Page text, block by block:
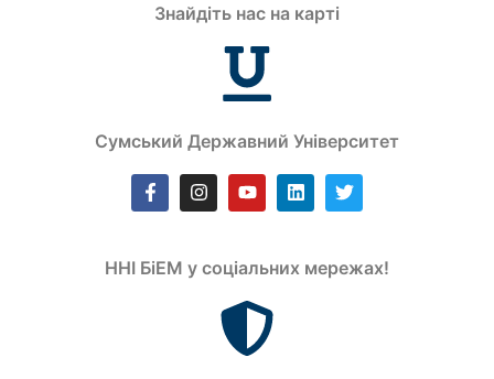
Знайдіть нас на карті
Сумський Державний Університет
ННІ БіЕМ у соціальних мережах!